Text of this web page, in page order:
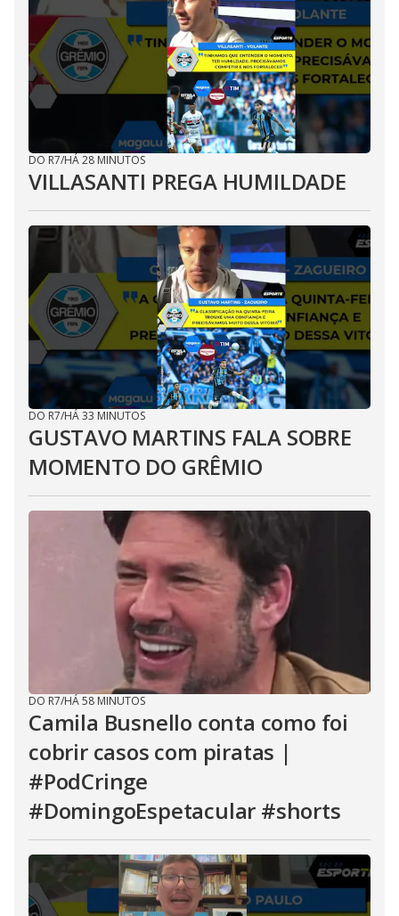
DO R7/HÁ 28 MINUTOS
VILLASANTI PREGA HUMILDADE
DO R7/HÁ 33 MINUTOS
GUSTAVO MARTINS FALA SOBRE
MOMENTO DO GRÊMIO
DO R7/HÁ 58 MINUTOS
Camila Busnello conta como foi
cobrir casos com piratas |
#PodCringe
#DomingoEspetacular #shorts